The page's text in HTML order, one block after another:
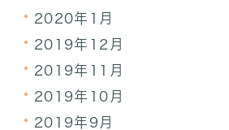
2020年1月
2019年12月
2019年11月
2019年10月
2019年9月